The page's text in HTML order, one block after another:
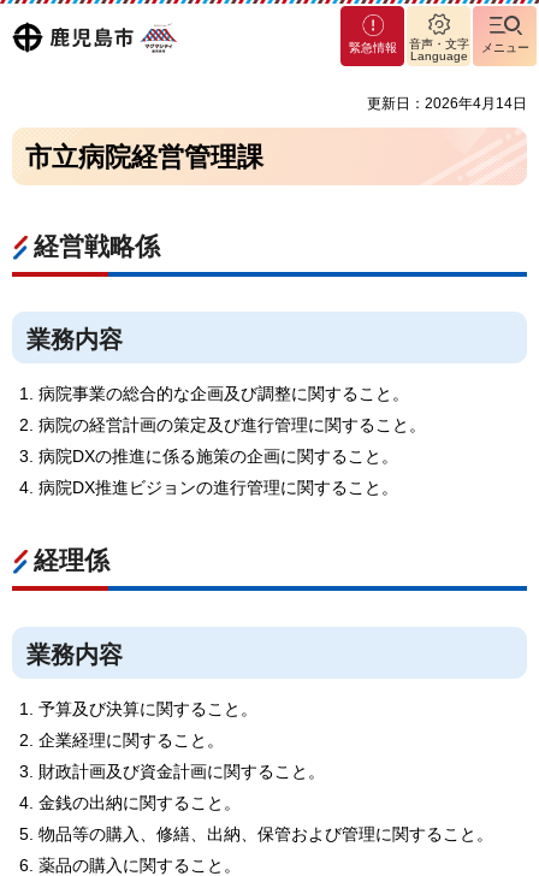
鹿児島
マグ
マシ
緊急情報
音声・文字
Language
メニュー
更新日：2026年4月14日
市立病院経営管理課
経営戦略係
業務内容
病院事業の総合的な企画及び調整に関すること。
病院の経営計画の策定及び進行管理に関すること。
病院DXの推進に係る施策の企画に関すること。
病院DX推進ビジョンの進行管理に関すること。
経理係
業務内容
予算及び決算に関すること。
企業経理に関すること。
財政計画及び資金計画に関すること。
金銭の出納に関すること。
物品等の購入、修繕、出納、保管および管理に関すること。
薬品の購入に関すること。